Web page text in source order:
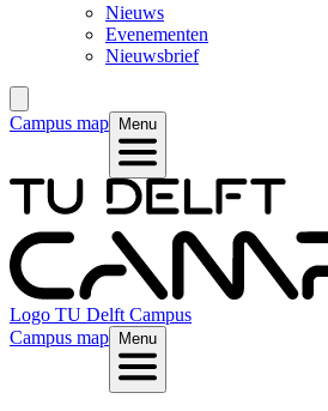
Nieuws
Evenementen
Nieuwsbrief
Campus map Menu
Logo TU Delft Campus
Campus map Menu